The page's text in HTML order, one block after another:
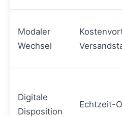
Modaler
Wechsel
Digitale
Disposition
Echtzeit-